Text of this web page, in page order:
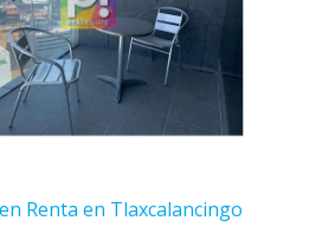
Renta en Tlaxcalancingo